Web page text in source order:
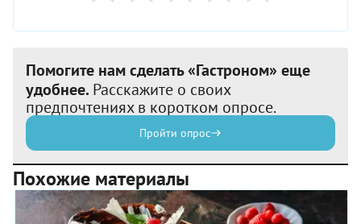
Помогите нам сделать «Гастроном» еще
удобнее. Расскажите о своих
предпочтениях в коротком опросе.
Пройти опрос
Похожие материалы